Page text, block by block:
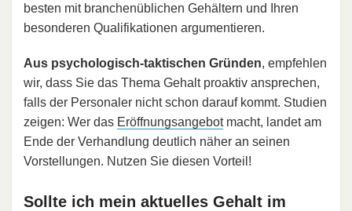
besten mit branchenüblichen Gehältern und Ihren
besonderen Qualifikationen argumentieren.
Aus psychologisch-taktischen Gründen, empfehlen
wir, dass Sie das Thema Gehalt proaktiv ansprechen,
falls der Personaler nicht schon darauf kommt. Studien
zeigen: Wer das Eröffnungsangebotmacht, landet am
Ende der Verhandlung deutlich näher an seinen
Vorstellungen. Nutzen Sie diesen Vorteil!
Sollte ich mein aktuelles Gehalt im